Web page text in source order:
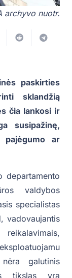
archyvo nuotr.
paskirties
sklandžią
čia lankosi ir
susipažinę,
pajėgumo ar
departamento
valdybos
specialistas
vadovaujantis
galutinis
tikslas yra